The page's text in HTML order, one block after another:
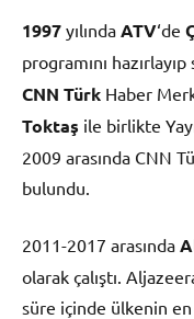
1997 yılında ATV‘de
programını
CNN Türk Haber
Toktaş ile birlikte
2009 arasında CNN
bulundu.
2011-2017 arasında
olarak çalıştı.
süre içinde ülkenin en